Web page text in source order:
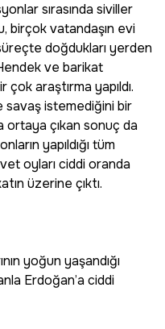
sırasında siviller
birçok vatandaşın evi
süreçte doğdukları yerden
ve barikat
araştırma yapıldı.
savaş istemediğini bir
çıkan sonuç da
yapıldığı tüm
oyları ciddi oranda
üzerine çıktı.
yoğun yaşandığı
Erdoğan’a ciddi